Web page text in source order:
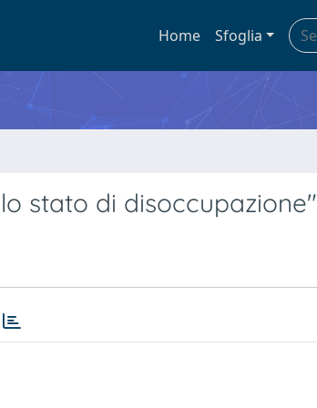
Home Sfoglia
stato di disoccupazione"